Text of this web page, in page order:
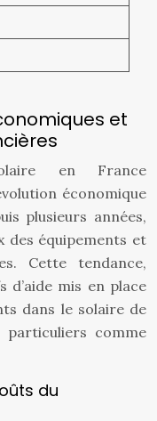
et
en France
économique
plusieurs années,
des équipements et
Cette tendance,
d’aide mis en place
dans le solaire de
comme
du